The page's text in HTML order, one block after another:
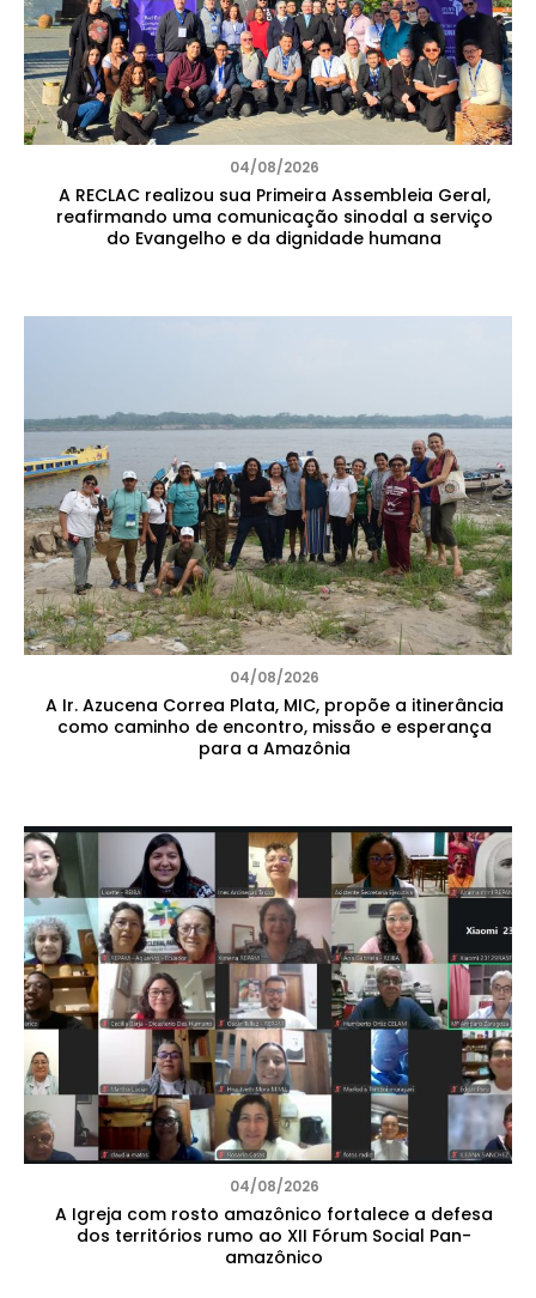
04/08/2026
A RECLAC realizou sua Primeira Assembleia Geral,
reafirmando uma comunicação sinodal a serviço
do Evangelho e da dignidade humana
04/08/2026
A Ir. Azucena Correa Plata, MIC, propõe a itinerância
como caminho de encontro, missão e esperança
para a Amazônia
04/08/2026
A Igreja com rosto amazônico fortalece a defesa
dos territórios rumo ao XII Fórum Social Pan-
amazônico